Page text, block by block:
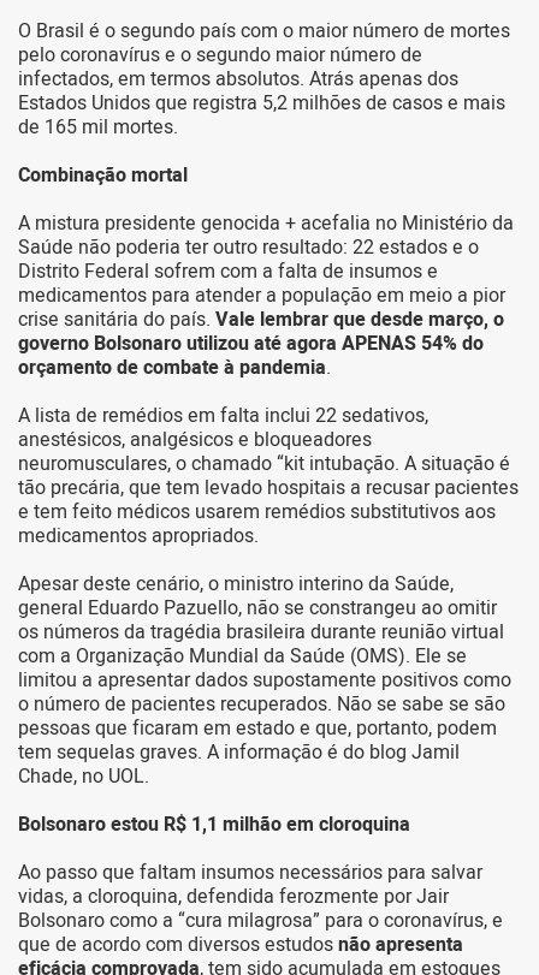
O Brasil é o segundo país com o maior número de mortes
pelo coronavírus e o segundo maior número de
infectados, em termos absolutos. Atrás apenas dos
Estados Unidos que registra 5,2 milhões de casos e mais
de 165 mil mortes.
Combinação mortal
A mistura presidente genocida + acefalia no Ministério da
Saúde não poderia ter outro resultado: 22 estados e o
Distrito Federal sofrem com a falta de insumos e
medicamentos para atender a população em meio a pior
crise sanitária do país. Vale lembrar que desde março, o
governo Bolsonaro utilizou até agora APENAS 54% do
orçamento de combate à pandemia.
A lista de remédios em falta inclui 22 sedativos,
anestésicos, analgésicos e bloqueadores
neuromusculares, o chamado “kit intubação. A situação é
tão precária, que tem levado hospitais a recusar pacientes
e tem feito médicos usarem remédios substitutivos aos
medicamentos apropriados.
Apesar deste cenário, o ministro interino da Saúde,
general Eduardo Pazuello, não se constrangeu ao omitir
os números da tragédia brasileira durante reunião virtual
com a Organização Mundial da Saúde (OMS). Ele se
limitou a apresentar dados supostamente positivos como
o número de pacientes recuperados. Não se sabe se são
pessoas que ficaram em estado e que, portanto, podem
tem sequelas graves. A informação é do blog Jamil
Chade, no UOL.
Bolsonaro estou R$ 1,1 milhão em cloroquina
Ao passo que faltam insumos necessários para salvar
vidas, a cloroquina, defendida ferozmente por Jair
Bolsonaro como a “cura milagrosa” para o coronavírus, e
que de acordo com diversos estudosnão apresenta
eficácia comprovada, tem sido acumulada em estoques